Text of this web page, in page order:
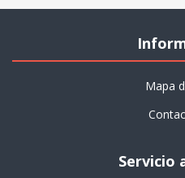
Mapa
Servicio